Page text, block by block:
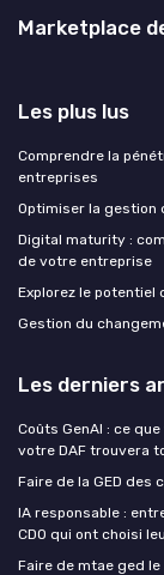
Marketplace
Les plus lus
Comprendre la
entreprises
Optimiser la gestion
Digital maturity :
de votre entreprise
Explorez le potentiel
Gestion du
Les derniers
Coûts GenAI : ce
votre DAF trouvera
Faire de la GED des
IA responsable :
CDO qui ont choisi
Faire de mtae ged